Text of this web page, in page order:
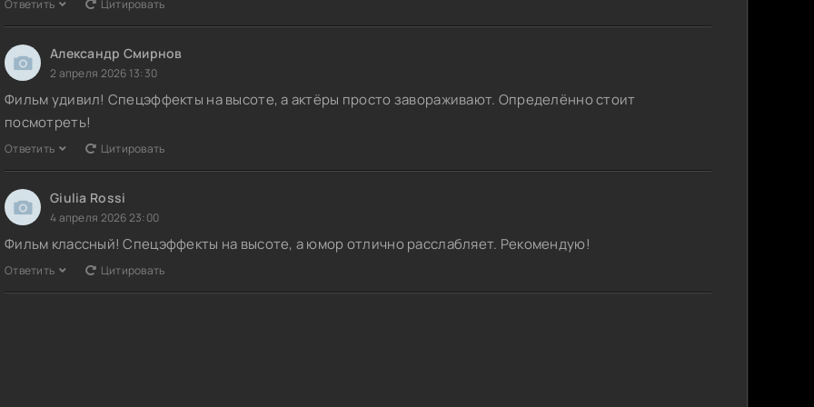
Ответить Цитировать
Александр Смирнов
2 апреля 2026 13:30
Фильм удивил! Спецэффекты на высоте, а актёры просто завораживают. Определённо стоит
посмотреть!
Ответить Цитировать
Giulia Rossi
4 апреля 2026 23:00
Фильм классный! Спецэффекты на высоте, а юмор отлично расслабляет. Рекомендую!
Ответить Цитировать